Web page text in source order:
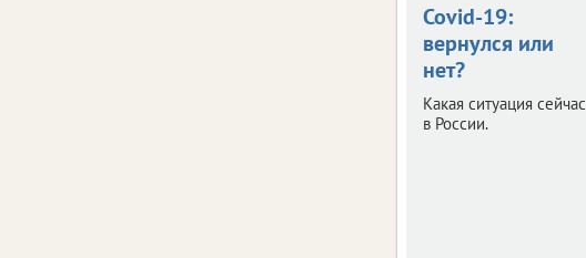
Covid-19:
вернулся или
нет?
Какая ситуация сейчас
в России.